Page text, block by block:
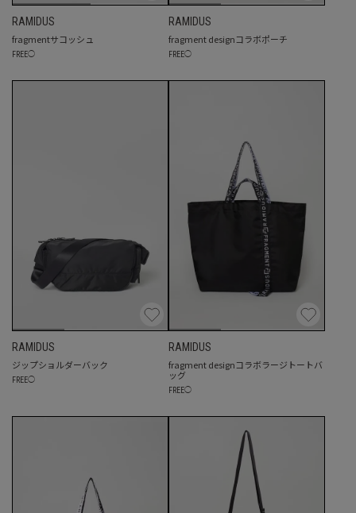
RAMIDUS
fragmentサコッシュ
FREE◯
RAMIDUS
fragment designコラボポーチ
FREE◯
RAMIDUS
ジップショルダーバック
FREE◯
RAMIDUS
fragment designコラボラージトートバ
ッグ
FREE◯